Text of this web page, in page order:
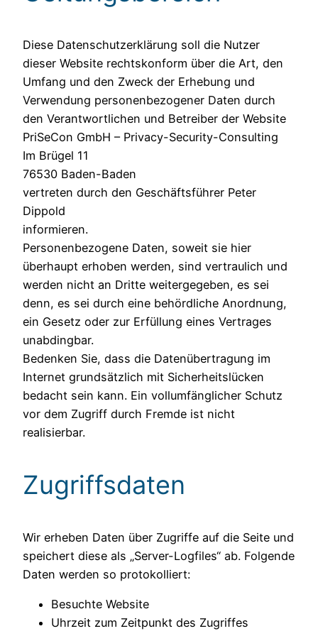
Diese Datenschutzerklärung soll die Nutzer
dieser Website rechtskonform über die Art, den
Umfang und den Zweck der Erhebung und
Verwendung personenbezogener Daten durch
den Verantwortlichen und Betreiber der Website
PriSeCon GmbH – Privacy-Security-Consulting
Im Brügel 11
76530 Baden-Baden
vertreten durch den Geschäftsführer Peter
Dippold
informieren.
Personenbezogene Daten, soweit sie hier
überhaupt erhoben werden, sind vertraulich und
werden nicht an Dritte weitergegeben, es sei
denn, es sei durch eine behördliche Anordnung,
ein Gesetz oder zur Erfüllung eines Vertrages
unabdingbar.
Bedenken Sie, dass die Datenübertragung im
Internet grundsätzlich mit Sicherheitslücken
bedacht sein kann. Ein vollumfänglicher Schutz
vor dem Zugriff durch Fremde ist nicht
realisierbar.
Zugriffsdaten
Wir erheben Daten über Zugriffe auf die Seite und
speichert diese als „Server-Logfiles“ ab. Folgende
Daten werden so protokolliert:
Besuchte Website
Uhrzeit zum Zeitpunkt des Zugriffes